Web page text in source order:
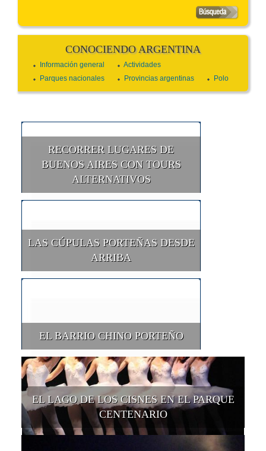
CONOCIENDO ARGENTINA
Información general
Actividades
Parques nacionales
Provincias argentinas Polo
RECORRER LUGARES DE
BUENOS AIRES CON TOURS
ALTERNATIVOS
LAS CÚPULAS PORTEÑAS DESDE
ARRIBA
EL BARRIO CHINO PORTEÑO
EL LAGO DE LOS CISNES EN EL PARQUE
CENTENARIO